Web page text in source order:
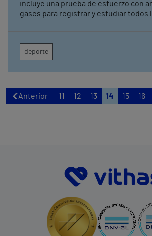
incluye una prueba de esfuerzo con
gases para registrar y estudiar todos
deporte
Anterior 11 12 13 14 15 16